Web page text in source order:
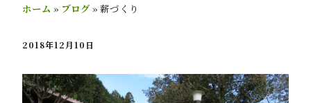
ホーム » ブログ » 薪づくり
2018年12月10日